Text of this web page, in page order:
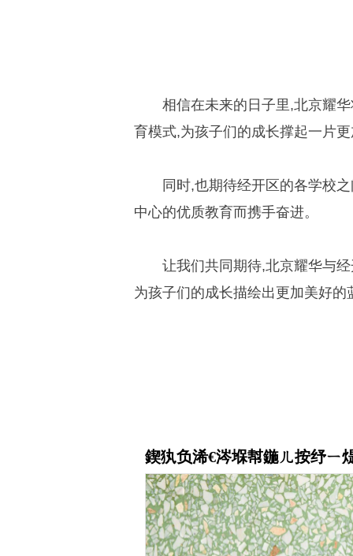
相信在未来的日子里,北京耀
育模式,为孩子们的成长撑起一片
同时,也期待经开区的各学校
中心的优质教育而携手奋进。
让我们共同期待,北京耀华与
为孩子们的成长描绘出更加美好的